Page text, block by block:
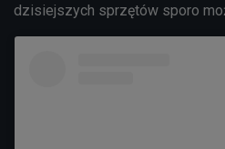
dzisiejszych sprzętów sporo